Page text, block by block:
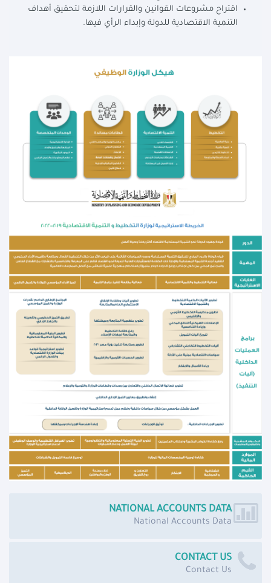
اقتراح مشروعات القوانين والقرارات اللازمة لتحقيق أهداف
التنمية الاقتصادية للدولة وإبداء الرأي فيها.
NATIONAL ACCOUNTS DATA
National Accounts Data
CONTACT US
Contact Us